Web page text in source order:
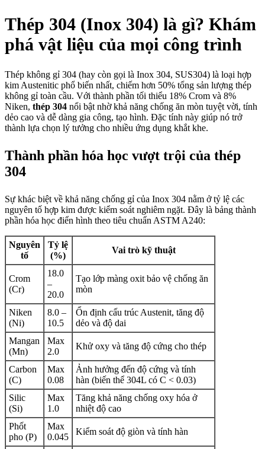
Thép 304 (Inox 304) là gì? Khám
phá vật liệu của mọi công trình
Thép không gỉ 304 (hay còn gọi là Inox 304, SUS304) là loại hợp
kim Austenitic phổ biến nhất, chiếm hơn 50% tổng sản lượng thép
không gỉ toàn cầu. Với thành phần tối thiểu 18% Crom và 8%
Niken, thép 304 nổi bật nhờ khả năng chống ăn mòn tuyệt vời, tính
dẻo cao và dễ dàng gia công, tạo hình. Đặc tính này giúp nó trở
thành lựa chọn lý tưởng cho nhiều ứng dụng khắt khe.
Thành phần hóa học vượt trội của thép
304
Sự khác biệt về khả năng chống gỉ của Inox 304 nằm ở tỷ lệ các
nguyên tố hợp kim được kiểm soát nghiêm ngặt. Đây là bảng thành
phần hóa học điển hình theo tiêu chuẩn ASTM A240:
Nguyên
tố
Tỷ lệ
(%)
Vai trò kỹ thuật
Crom
(Cr)
18.0
–
20.0
Tạo lớp màng oxit bảo vệ chống ăn
mòn
Niken
(Ni)
8.0 –
10.5
Ổn định cấu trúc Austenit, tăng độ
dẻo và độ dai
Mangan
(Mn)
Max
2.0
Khử oxy và tăng độ cứng cho thép
Carbon
(C)
Max
0.08
Ảnh hưởng đến độ cứng và tính
hàn (biến thể 304L có C < 0.03)
Silic
(Si)
Max
1.0
Tăng khả năng chống oxy hóa ở
nhiệt độ cao
Phốt
pho (P)
Max
0.045
Kiểm soát độ giòn và tính hàn